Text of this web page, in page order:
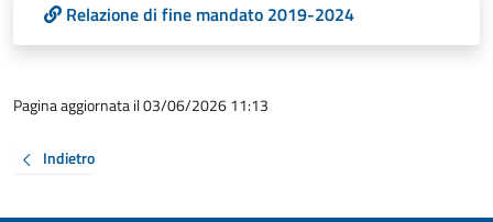
Relazione di fine mandato 2019-2024
Pagina aggiornata il 03/06/2026 11:13
Indietro